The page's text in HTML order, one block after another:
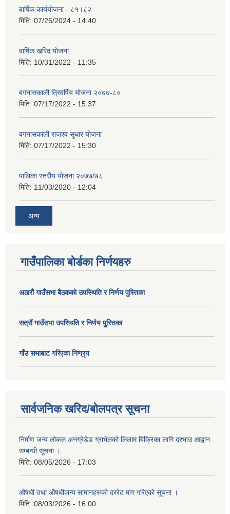
बार्षिक कार्ययोजना - ८१।८२
मिति: 07/26/2024 - 14:40
वार्षिक खरिद योजना
मिति: 10/31/2022 - 11:35
बगनासकाली त्रिवर्षिय याेजना २०७७-८०
मिति: 07/17/2022 - 15:37
बगनासकाली राजश्व सुधार याेजना
मिति: 07/17/2022 - 15:30
पालिका स्तरीय योजना २०७७/७८
मिति: 11/03/2020 - 12:04
अन्य
गाउँपालिका बोर्डका निर्णयहरु
अठाराैं गाउँसभा बैठकको उपस्थिति र निर्णय पुस्तिका
सत्राैं गाउँसभा उपस्थिति र निर्णय पुु्स्तिका
गाँउ सभाबाट गरिएका निण्रृय
सार्वजनिक खरिद/बोलपत्र सूचना
निर्माण जन्य लोकल अनग्रेडेड ग्राभेलको लिलाम बिक्रिका लागि दरभाउ आह्वान
सम्बन्धी सूचना ।
मिति: 08/05/2026 - 17:03
औषधी तथा औषधीजन्य सामानहरुको दररेट माग गरिएको सूचना ।
मिति: 08/03/2026 - 16:00